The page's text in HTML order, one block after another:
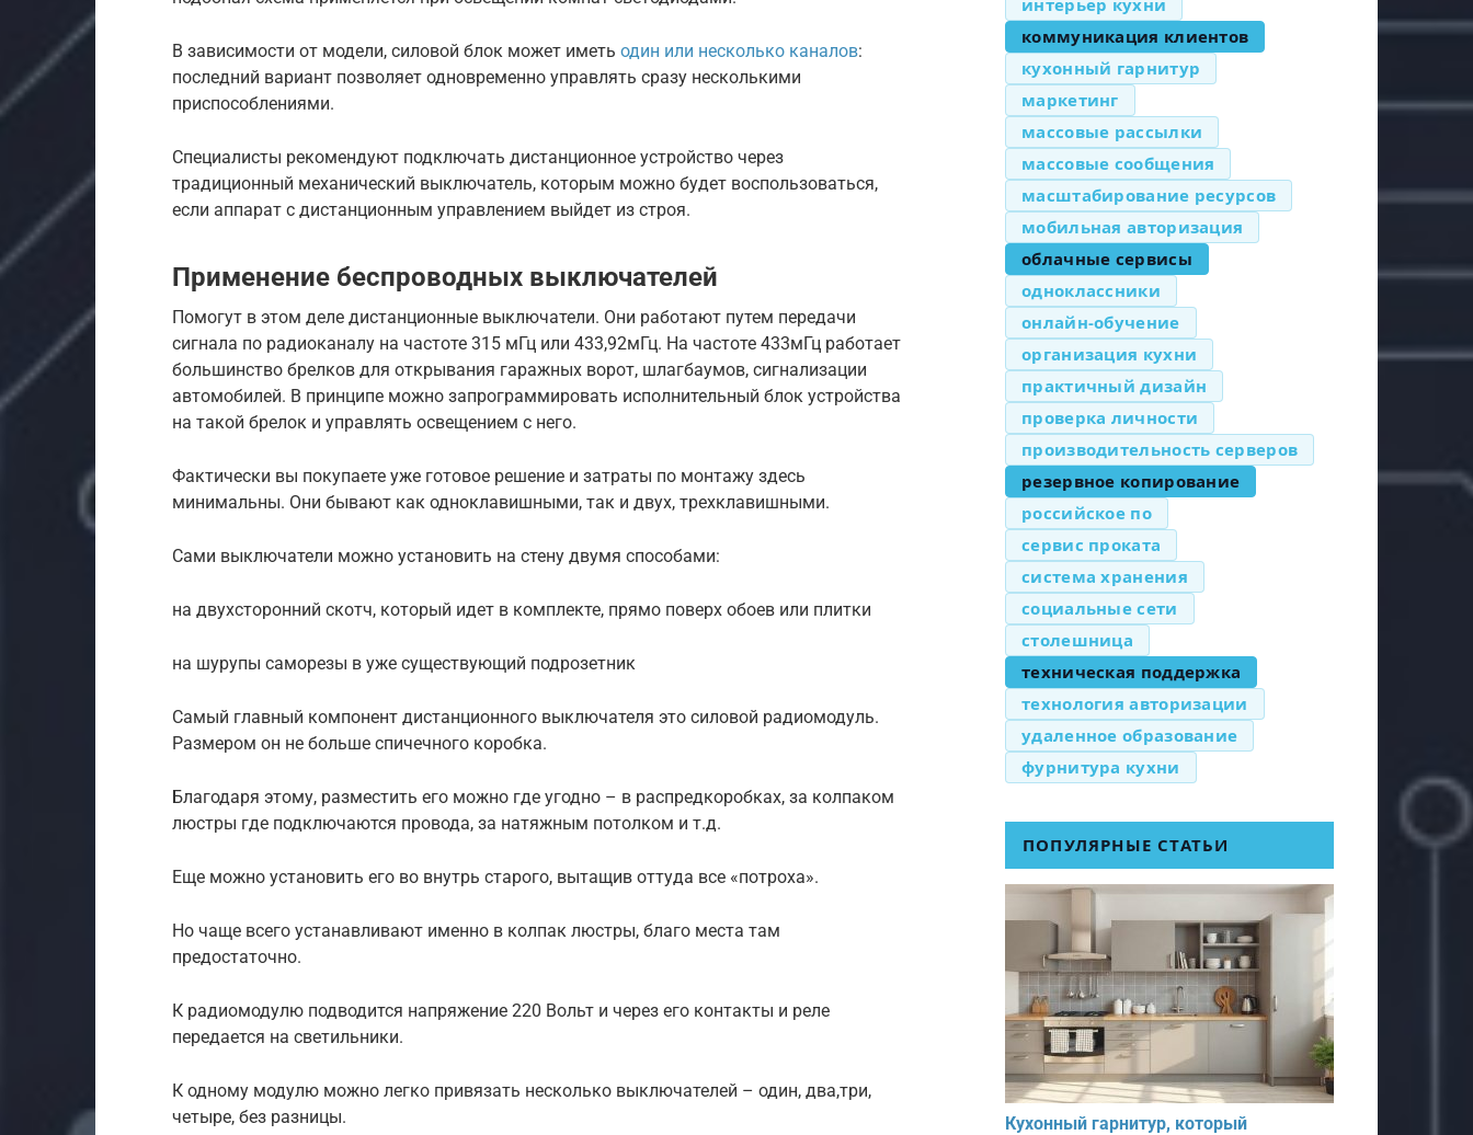
В зависимости от модели, силовой блок может иметь один или несколько каналов:
последний вариант позволяет одновременно управлять сразу несколькими
приспособлениями.
Специалисты рекомендуют подключать дистанционное устройство через
традиционный механический выключатель, которым можно будет воспользоваться,
если аппарат с дистанционным управлением выйдет из строя.
Применение беспроводных выключателей
Помогут в этом деле дистанционные выключатели. Они работают путем передачи
сигнала по радиоканалу на частоте 315 мГц или 433,92мГц. На частоте 433мГц работает
большинство брелков для открывания гаражных ворот, шлагбаумов, сигнализации
автомобилей. В принципе можно запрограммировать исполнительный блок устройства
на такой брелок и управлять освещением с него.
Фактически вы покупаете уже готовое решение и затраты по монтажу здесь
минимальны. Они бывают как одноклавишными, так и двух, трехклавишными.
Сами выключатели можно установить на стену двумя способами:
на двухсторонний скотч, который идет в комплекте, прямо поверх обоев или плитки
на шурупы саморезы в уже существующий подрозетник
Самый главный компонент дистанционного выключателя это силовой радиомодуль.
Размером он не больше спичечного коробка.
Благодаря этому, разместить его можно где угодно – в распредкоробках, за колпаком
люстры где подключаются провода, за натяжным потолком и т.д.
Еще можно установить его во внутрь старого, вытащив оттуда все «потроха».
Но чаще всего устанавливают именно в колпак люстры, благо места там
предостаточно.
К радиомодулю подводится напряжение 220 Вольт и через его контакты и реле
передается на светильники.
К одному модулю можно легко привязать несколько выключателей – один, два,три,
четыре, без разницы.
коммуникация клиентов
кухонный гарнитур
маркетинг
массовые рассылки
массовые сообщения
масштабирование ресурсов
мобильная авторизация
облачные сервисы
одноклассники
онлайн-обучение
организация кухни
практичный дизайн
проверка личности
производительность серверов
резервное копирование
российское по
сервис проката
система хранения
социальные сети
столешница
техническая поддержка
технология авторизации
удаленное образование
фурнитура кухни
ПОПУЛЯРНЫЕ СТАТЬИ
Кухонный гарнитур, который